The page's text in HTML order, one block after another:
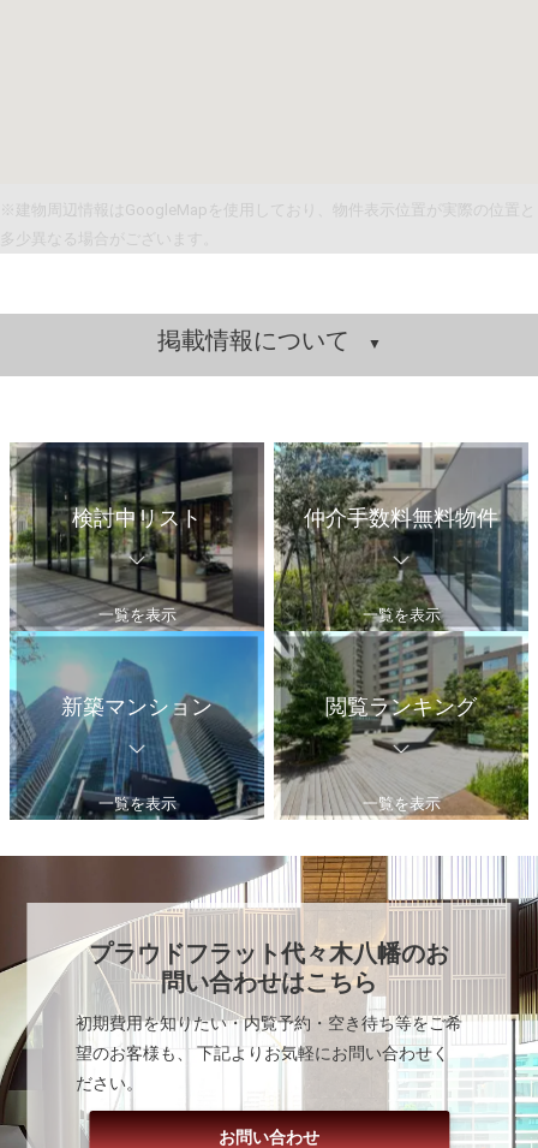
※建物周辺情報はGoogleMapを使用しており、物件表示位置が実際の位置と
多少異なる場合がございます。
掲載情報について
検討中リスト
一覧を表示
仲介手数料無料物件
一覧を表示
新築マンション
一覧を表示
閲覧ランキング
一覧を表示
プラウドフラット代々木八幡のお
問い合わせはこちら
初期費用を知りたい・内覧予約・空き待ち等をご希
望のお客様も、 下記よりお気軽にお問い合わせく
ださい。
お問い合わせ